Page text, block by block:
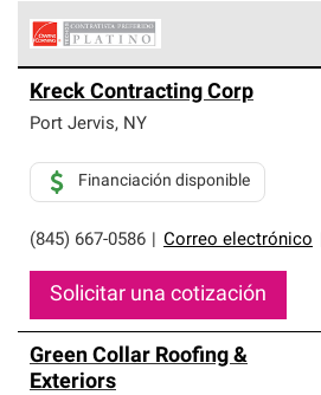
Corning constituyen el nivel
exclusiva y cumplen con
Solo ellos pueden ofrecer nuestra
sistemas de techos.
Kreck Contracting Corp
Port Jervis, NY
(845) 667-0586 Correo electrónico
Financiación disponible
Solicitar una cotización
Green Collar Roofing &
Exteriors